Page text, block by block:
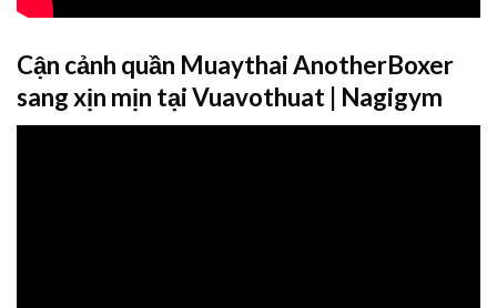
Cận cảnh quần Muaythai AnotherBoxer
sang xịn mịn tại Vuavothuat | Nagigym